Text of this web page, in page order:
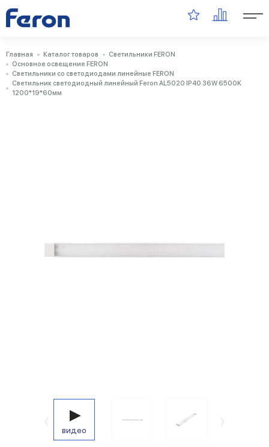
Главная Каталог товаров
Светильники FERON
Основное освещение FERON
Светильники со светодиодами линейные FERON
Светильник светодиодный линейный Feron AL5020 IP40 36W 6500K
1200*19*60мм
видео